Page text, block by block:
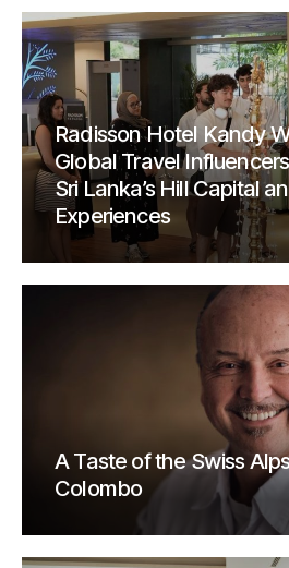
Radisson Hotel Kandy
Global Travel
Sri Lanka’s Hill Capital
Experiences
A Taste of the Swiss
Colombo